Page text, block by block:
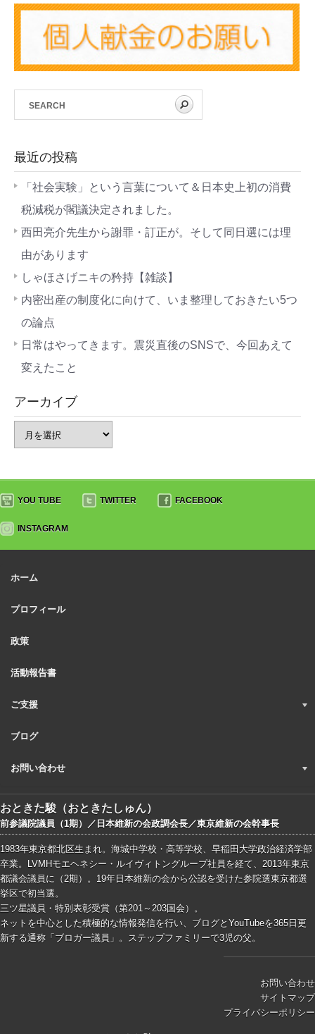
最近の投稿
「社会実験」という言葉について＆日本史上初の消費
税減税が閣議決定されました。
西田亮介先生から謝罪・訂正が。そして同日選には理
由があります
しゃほさげニキの矜持【雑談】
内密出産の制度化に向けて、いま整理しておきたい5つ
の論点
日常はやってきます。震災直後のSNSで、今回あえて
変えたこと
アーカイブ
YOU TUBE TWITTER FACEBOOK
INSTAGRAM
ホーム
プロフィール
政策
活動報告書
ご支援
ブログ
お問い合わせ
おときた駿（おときたしゅん）
前参議院議員（1期）／日本維新の会政調会長／東京維新の会幹事長
1983年東京都北区生まれ。海城中学校・高等学校、早稲田大学政治経済学部
卒業。LVMHモエヘネシー・ルイヴィトングループ社員を経て、2013年東京
都議会議員に（2期）。19年日本維新の会から公認を受けた参院選東京都選
挙区で初当選。
三ツ星議員・特別表彰受賞（第201～203国会）。
ネットを中心とした積極的な情報発信を行い、ブログとYouTubeを365日更
新する通称「ブロガー議員」。ステップファミリーで3児の父。
お問い合わせ
サイトマップ
プライバシーポリシー